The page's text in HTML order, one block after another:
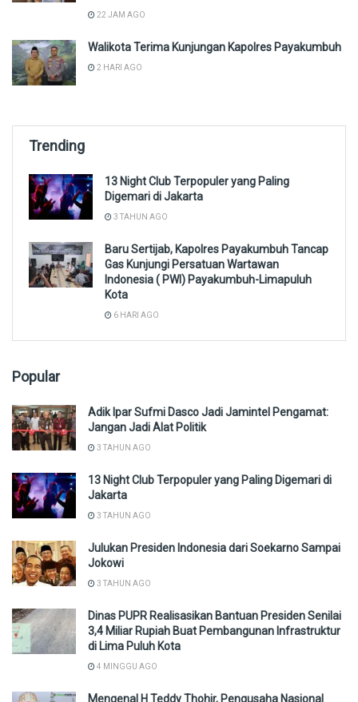
22 JAM AGO
Walikota Terima Kunjungan Kapolres Payakumbuh
2 HARI AGO
Trending
13 Night Club Terpopuler yang Paling
Digemari di Jakarta
3 TAHUN AGO
Baru Sertijab, Kapolres Payakumbuh Tancap
Gas Kunjungi Persatuan Wartawan
Indonesia ( PWI) Payakumbuh-Limapuluh
Kota
6 HARI AGO
Popular
Adik Ipar Sufmi Dasco Jadi Jamintel Pengamat:
Jangan Jadi Alat Politik
3 TAHUN AGO
13 Night Club Terpopuler yang Paling Digemari di
Jakarta
3 TAHUN AGO
Julukan Presiden Indonesia dari Soekarno Sampai
Jokowi
3 TAHUN AGO
Dinas PUPR Realisasikan Bantuan Presiden Senilai
3,4 Miliar Rupiah Buat Pembangunan Infrastruktur
di Lima Puluh Kota
4 MINGGU AGO
Mengenal H Teddy Thohir, Pengusaha Nasional